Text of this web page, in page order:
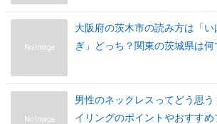
No Image
大阪府の茨木市の読み方は「
ぎ」どっち？関東の茨城県は何
No Image
男性のネックレスってどう思
イリングのポイントやおすすめ